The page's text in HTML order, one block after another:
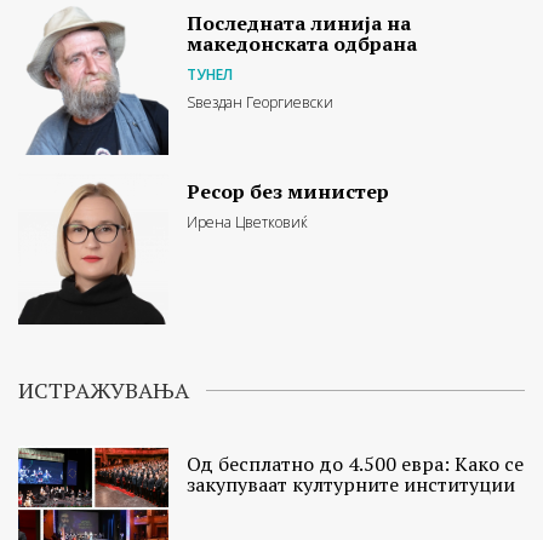
Последната линија на
македонската одбрана
ТУНЕЛ
Ѕвездан Георгиевски
Ресор без министер
Ирена Цветковиќ
ИСТРАЖУВАЊА
Од бесплатно до 4.500 евра: Како се
закупуваат културните институции